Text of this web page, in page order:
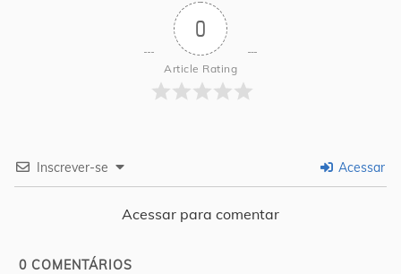
0
Article Rating
Inscrever-se Acessar
Acessar para comentar
0 COMENTÁRIOS